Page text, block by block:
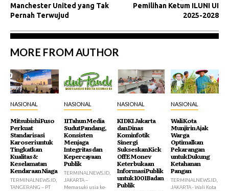
Manchester United yang Tak
Pernah Terwujud
Pemilihan Ketum ILUNI UI
2025-2028
MORE FROM AUTHOR
NASIONAL
Mitsubishi Fuso
Perkuat
Standarisasi
Karoseri untuk
Tingkatkan
Kualitas &
Keselamatan
Kendaraan Niaga
TERMINALNEWS.ID,
TANGERANG – PT
NASIONAL
11 Tahun Media
Sudut Pandang,
Konsisten
Menjaga
Integritas dan
Kepercayaan
Publik
TERMINALNEWS.ID,
JAKARTA –
Memasuki usia ke-
NASIONAL
KI DKI Jakarta
dan Dinas
Kominfotik
Sinergi
Sukseskan Kick
Off E Monev
Keterbukaan
Informasi Publik
untuk 1001 Badan
Publik
NASIONAL
Wali Kota
Munjirin Ajak
Warga
Optimalkan
Pekarangan
untuk Dukung
Ketahanan
Pangan
TERMINALNEWS.ID,
JAKARTA - Wali Kota